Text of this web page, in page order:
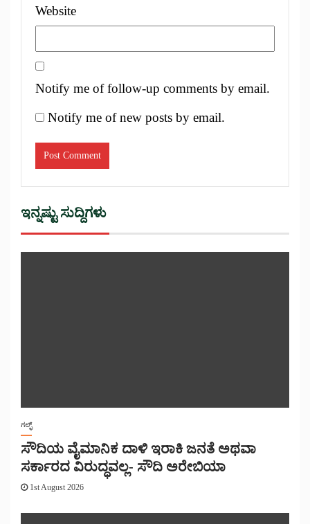
Website
Notify me of follow-up comments by email.
Notify me of new posts by email.
ಇನ್ನಷ್ಟು ಸುದ್ದಿಗಳು
ಗಲ್ಫ್
ಸೌದಿಯ ವೈಮಾನಿಕ ದಾಳಿ ಇರಾಕಿ ಜನತೆ ಅಥವಾ
ಸರ್ಕಾರದ ವಿರುದ್ಧವಲ್ಲ- ಸೌದಿ ಅರೇಬಿಯಾ
1st August 2026